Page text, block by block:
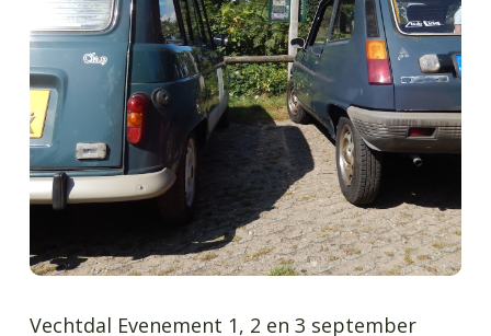
Vechtdal Evenement 1, 2 en 3 september